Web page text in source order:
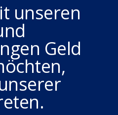
unseren
Geld